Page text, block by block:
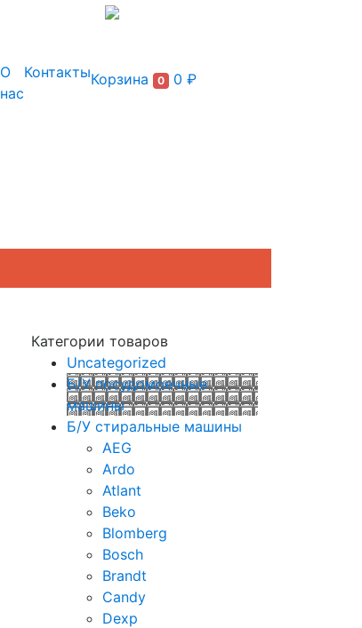
О
нас
КонтактыКорзина 0 0 ₽
Категории товаров
Uncategorized
Б/У посудомоечные
машины
Б/У стиральные машины
AEG
Ardo
Atlant
Beko
Blomberg
Bosch
Brandt
Candy
Dexp